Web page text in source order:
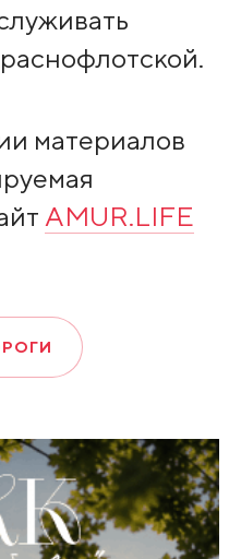
материалов
AMUR.LIFE